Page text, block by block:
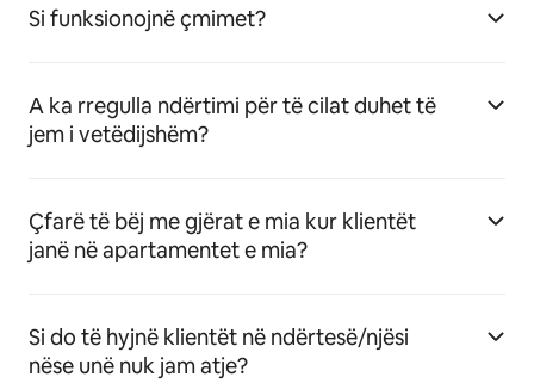
Si funksionojnë çmimet?
A ka rregulla ndërtimi për të cilat duhet të
jem i vetëdijshëm?
Çfarë të bëj me gjërat e mia kur klientët
janë në apartamentet e mia?
Si do të hyjnë klientët në ndërtesë/njësi
nëse unë nuk jam atje?